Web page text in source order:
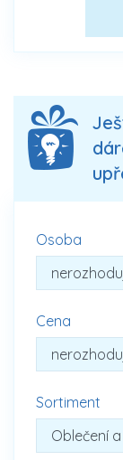
Osoba
Cena
Sortiment